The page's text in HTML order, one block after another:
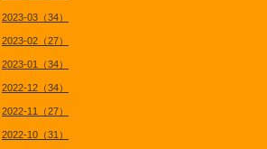
2023-03（34）
2023-02（27）
2023-01（34）
2022-12（34）
2022-11（27）
2022-10（31）